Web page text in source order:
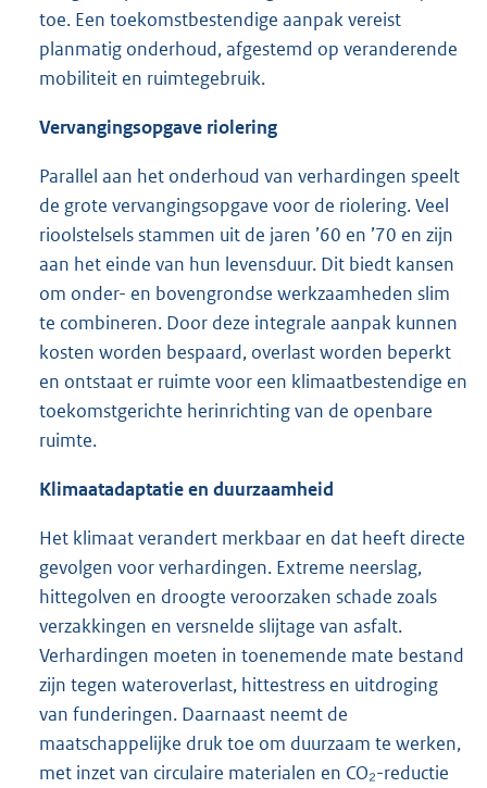
toe. Een toekomstbestendige aanpak vereist
planmatig onderhoud, afgestemd op veranderende
mobiliteit en ruimtegebruik.
Vervangingsopgave riolering
Parallel aan het onderhoud van verhardingen speelt
de grote vervangingsopgave voor de riolering. Veel
rioolstelsels stammen uit de jaren ’60 en ’70 en zijn
aan het einde van hun levensduur. Dit biedt kansen
om onder- en bovengrondse werkzaamheden slim
te combineren. Door deze integrale aanpak kunnen
kosten worden bespaard, overlast worden beperkt
en ontstaat er ruimte voor een klimaatbestendige en
toekomstgerichte herinrichting van de openbare
ruimte.
Klimaatadaptatie en duurzaamheid
Het klimaat verandert merkbaar en dat heeft directe
gevolgen voor verhardingen. Extreme neerslag,
hittegolven en droogte veroorzaken schade zoals
verzakkingen en versnelde slijtage van asfalt.
Verhardingen moeten in toenemende mate bestand
zijn tegen wateroverlast, hittestress en uitdroging
van funderingen. Daarnaast neemt de
maatschappelijke druk toe om duurzaam te werken,
met inzet van circulaire materialen en CO₂-reductie